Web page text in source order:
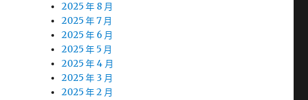
2025 年 8 月
2025 年 7 月
2025 年 6 月
2025 年 5 月
2025 年 4 月
2025 年 3 月
2025 年 2 月